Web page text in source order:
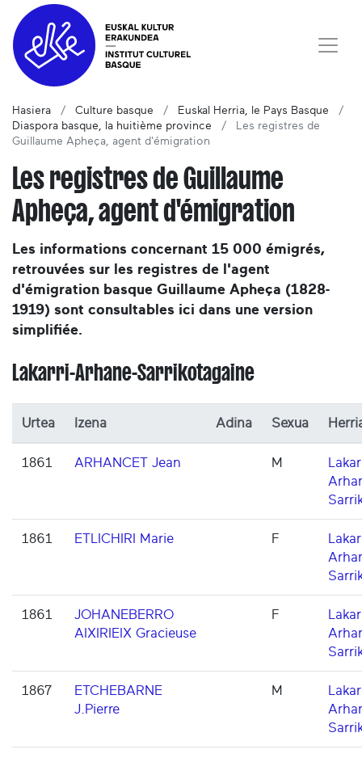
Hasiera Culture basque
Euskal Herria, le Pays Basque
Diaspora basque, la huitième province
Les registres de
Guillaume Apheça, agent d'émigration
Les registres de Guillaume
Apheça, agent d'émigration
Les informations concernant 15 000 émigrés,
retrouvées sur les registres de l'agent
d'émigration basque Guillaume Apheça (1828-
1919) sont consultables ici dans une version
simplifiée.
Lakarri-Arhane-Sarrikotagaine
Urtea Izena Adina Sexua
1861 ARHANCET Jean M
1861 ETLICHIRI Marie F
1861
JOHANEBERRO
AIXIRIEIX Gracieuse
F
1867
ETCHEBARNE
J.Pierre
M